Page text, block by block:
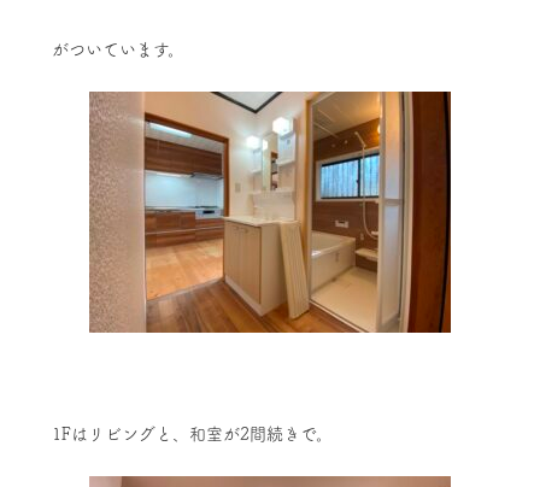
がついています。
1Fはリビングと、和室が2間続きで。